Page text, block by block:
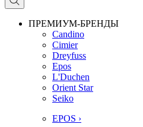
ПРЕМИУМ-БРЕНДЫ
Candino
Cimier
Dreyfuss
Epos
L'Duchen
Orient Star
Seiko
EPOS ›